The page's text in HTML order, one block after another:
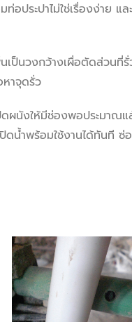
ประปาไม่ใช่เรื่องง่าย แล
ป็นวงกว้างเผื่อตัดส่วนที่
าจุดรั่ว
ผนังให้มีช่องพอประมาณแ
ดน้ำพร้อมใช้งานได้ทันที ซ่